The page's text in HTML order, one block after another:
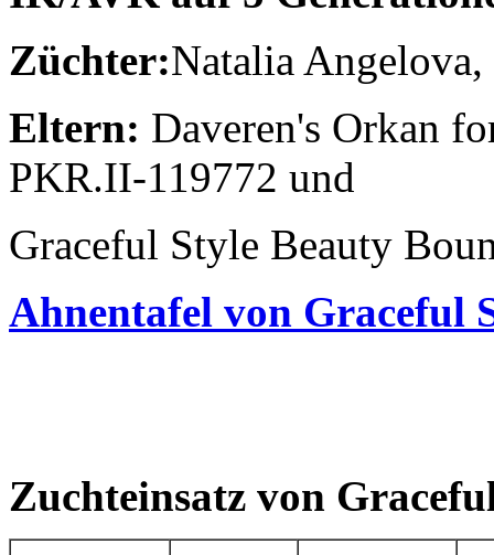
Züchter:Natalia
Eltern: Daveren's Orkan
PKR.II-119772 und
Graceful Style Beauty
Ahnentafel von Graceful
Zuchteinsatz von